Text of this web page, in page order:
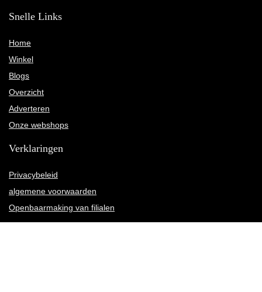
Snelle Links
Home
Winkel
Blogs
Overzicht
Adverteren
Onze webshops
Verklaringen
Privacybeleid
algemene voorwaarden
Openbaarmaking van filialen